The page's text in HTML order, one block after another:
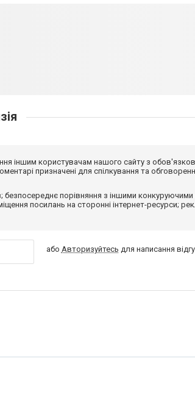
іншим користувачам нашого сайту з
призначені для спілкування та
порівняння з іншими конкуруючими
посилань на сторонні інтернет-ресурси;
або Авторизуйтесь для написання